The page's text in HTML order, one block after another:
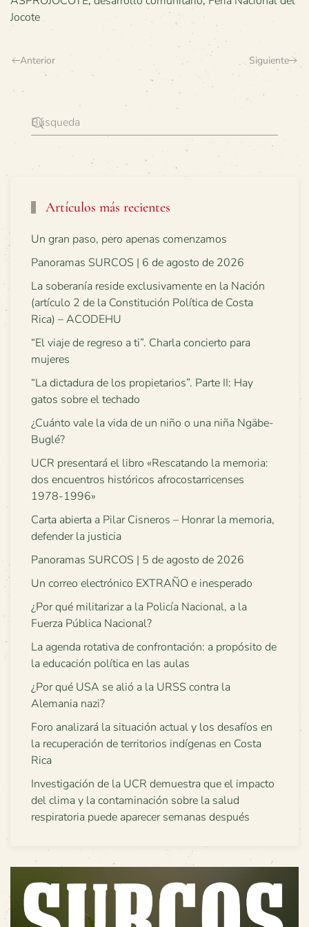
Jocote
Anterior Siguiente
Artículos más recientes
Un gran paso, pero apenas comenzamos
Panoramas SURCOS | 6 de agosto de 2026
La soberanía reside exclusivamente en la Nación
(artículo 2 de la Constitución Política de Costa
Rica) – ACODEHU
“El viaje de regreso a ti”. Charla concierto para
mujeres
“La dictadura de los propietarios”. Parte II: Hay
gatos sobre el techado
¿Cuánto vale la vida de un niño o una niña Ngäbe-
Buglé?
UCR presentará el libro «Rescatando la memoria:
dos encuentros históricos afrocostarricenses
1978-1996»
Carta abierta a Pilar Cisneros – Honrar la memoria,
defender la justicia
Panoramas SURCOS | 5 de agosto de 2026
Un correo electrónico EXTRAÑO e inesperado
¿Por qué militarizar a la Policía Nacional, a la
Fuerza Pública Nacional?
La agenda rotativa de confrontación: a propósito de
la educación política en las aulas
¿Por qué USA se alió a la URSS contra la
Alemania nazi?
Foro analizará la situación actual y los desafíos en
la recuperación de territorios indígenas en Costa
Rica
Investigación de la UCR demuestra que el impacto
del clima y la contaminación sobre la salud
respiratoria puede aparecer semanas después